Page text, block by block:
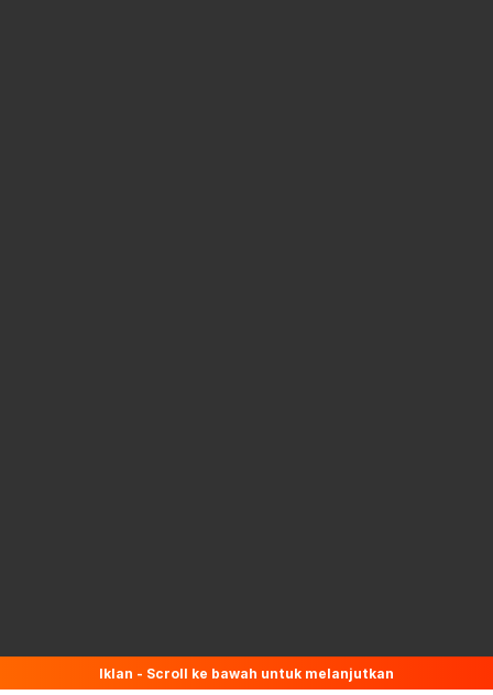
Iklan - Scroll ke bawah untuk melanjutkan